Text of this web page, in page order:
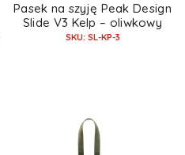
Pasek na szyję Peak Design
Slide V3 Kelp – oliwkowy
SKU: SL-KP-3